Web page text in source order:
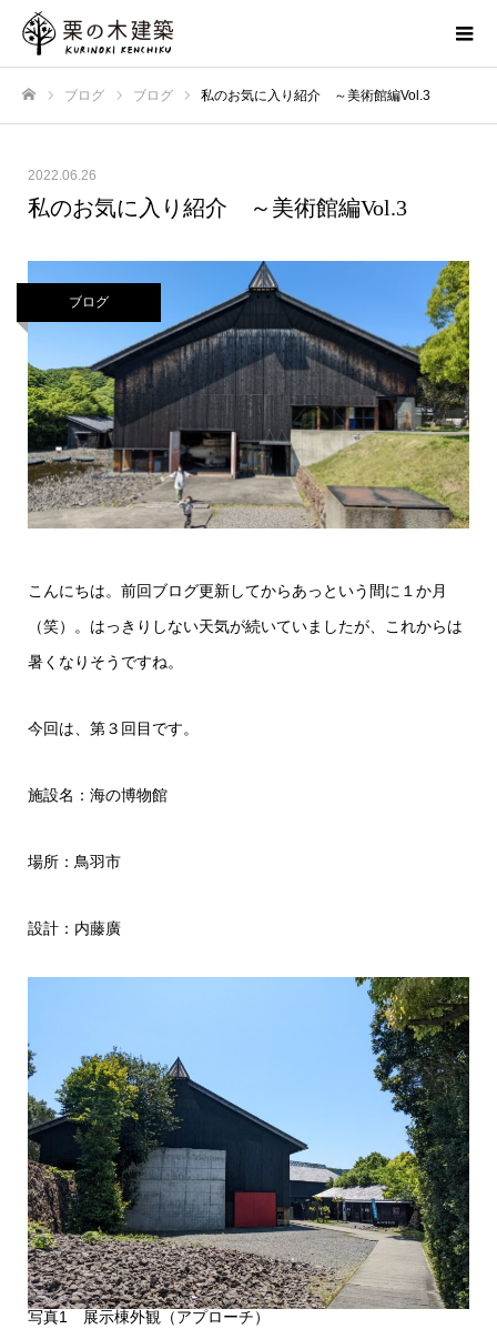
ブログ ブログ 私のお気に入り紹介 ～美術館編Vol.3
2022.06.26
私のお気に入り紹介 ～美術館編Vol.3
ブログ
こんにちは。前回ブログ更新してからあっという間に１か月
（笑）。はっきりしない天気が続いていましたが、これからは
暑くなりそうですね。
今回は、第３回目です。
施設名：海の博物館
場所：鳥羽市
設計：内藤廣
写真1 展示棟外観（アプローチ）